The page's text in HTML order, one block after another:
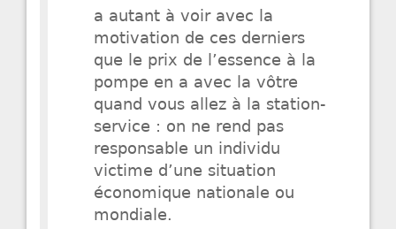
a autant à voir avec la
motivation de ces derniers
que le prix de l’essence à la
pompe en a avec la vôtre
quand vous allez à la station-
service : on ne rend pas
responsable un individu
victime d’une situation
économique nationale ou
mondiale.